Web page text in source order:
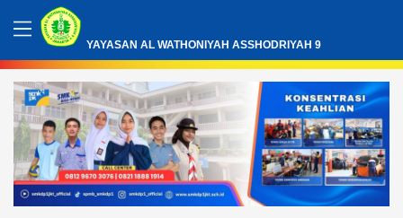
YAYASAN AL WATHONIYAH ASSHODRIYAH 9